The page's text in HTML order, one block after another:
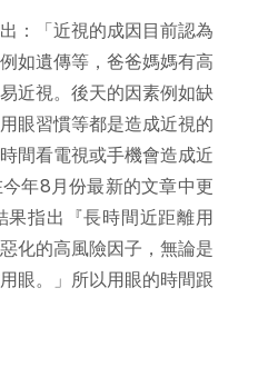
：「近視的成因目前認為
如遺傳等，爸爸媽媽有高
近視。後天的因素例如缺
眼習慣等都是造成近視的
間看電視或手機會造成近
年8月份最新的文章中更
指出『長時間近距離用
化的高風險因子，無論是
眼。」所以用眼的時間跟